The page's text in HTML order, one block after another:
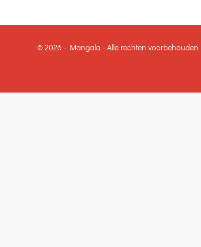
© 2026 - Mangala - Alle rechten voorbehouden